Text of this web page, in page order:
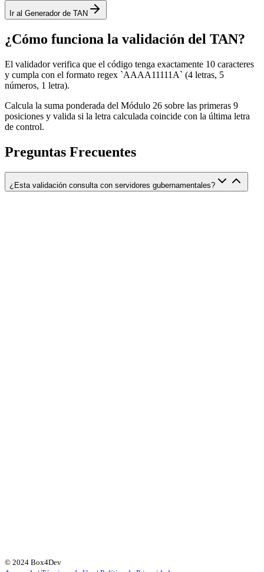
Ir al Generador de TAN
¿Cómo funciona la validación del TAN?
El validador verifica que el código tenga exactamente 10 caracteres
y cumpla con el formato regex `AAAA11111A` (4 letras, 5
números, 1 letra).
Calcula la suma ponderada del Módulo 26 sobre las primeras 9
posiciones y valida si la letra calculada coincide con la última letra
de control.
Preguntas Frecuentes
¿Esta validación consulta con servidores gubernamentales?
© 2024 Box4Dev